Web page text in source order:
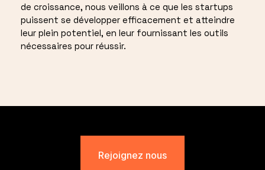
de croissance, nous veillons à ce que les startups
puissent se développer efficacement et atteindre
leur plein potentiel, en leur fournissant les outils
nécessaires pour réussir.
Rejoignez nous